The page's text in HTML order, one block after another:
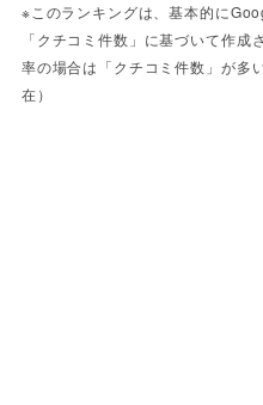
※このランキングは、基本的に
「クチコミ件数」に基づいて作
率の場合は「クチコミ件数」が多
在）